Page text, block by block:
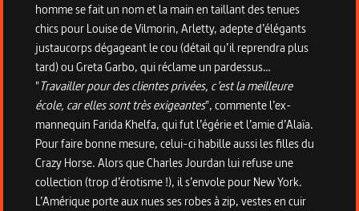
homme se fait un nom et la main en taillant des tenues
chics pour Louise de Vilmorin, Arletty, adepte d’élégants
justaucorps dégageant le cou (détail qu’il reprendra plus
tard) ou Greta Garbo, qui réclame un pardessus…
"Travailler pour des clientes privées, c’est la meilleure
école, car elles sont très exigeantes", commente l’ex-
mannequin Farida Khelfa, qui fut l’égérie et l’amie d’Alaïa.
Pour faire bonne mesure, celui-ci habille aussi les filles du
Crazy Horse. Alors que Charles Jourdan lui refuse une
collection (trop d’érotisme !), il s’envole pour New York.
L’Amérique porte aux nues ses robes à zip, vestes en cuir